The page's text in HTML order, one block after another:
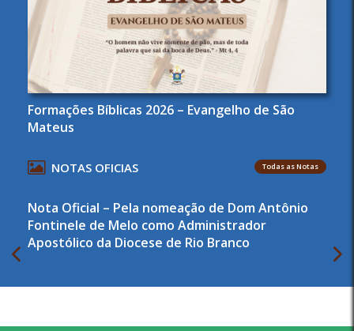
Formações Bíblicas 2026 – Evangelho de São
Mateus
NOTAS OFICIAS Todas as Notas
Nota Oficial – Pela nomeação de Dom Antônio
Fontinele de Melo como Administrador
Apostólico da Diocese de Rio Branco